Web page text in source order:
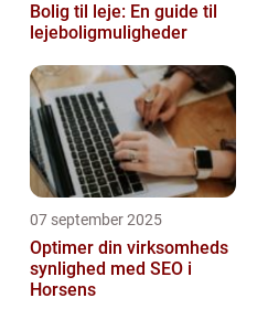
Bolig til leje: En guide til
lejeboligmuligheder
07 september 2025
Optimer din virksomheds
synlighed med SEO i
Horsens